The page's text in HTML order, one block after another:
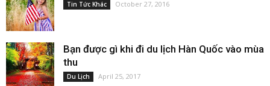
Tin Tức Khác October 27, 2016
Bạn được gì khi đi du lịch Hàn Quốc vào mùa
thu
Du Lịch April 25, 2017